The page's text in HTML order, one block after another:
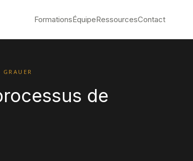
FormationsÉquipeRessourcesContact
de